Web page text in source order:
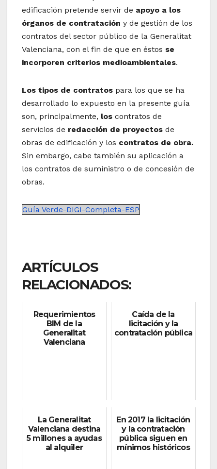
edificación pretende servir de apoyo a los
órganos de contratación y de gestión de los
contratos del sector público de la Generalitat
Valenciana, con el fin de que en éstos se
incorporen criterios medioambientales.
Los tipos de contratos para los que se ha
desarrollado lo expuesto en la presente guía
son, principalmente, los contratos de
servicios de redacción de proyectos de
obras de edificación y los contratos de obra.
Sin embargo, cabe también su aplicación a
los contratos de suministro o de concesión de
obras.
Guía Verde-DIGI-Completa-ESP
ARTÍCULOS
RELACIONADOS:
Requerimientos
BIM de la
Generalitat
Valenciana
Caída de la
licitación y la
contratación pública
La Generalitat
Valenciana destina
5 millones a ayudas
al alquiler
En 2017 la licitación
y la contratación
pública siguen en
mínimos históricos